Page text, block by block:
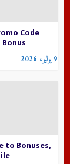
Code
9 يوليو، 2026
to Bonuses,